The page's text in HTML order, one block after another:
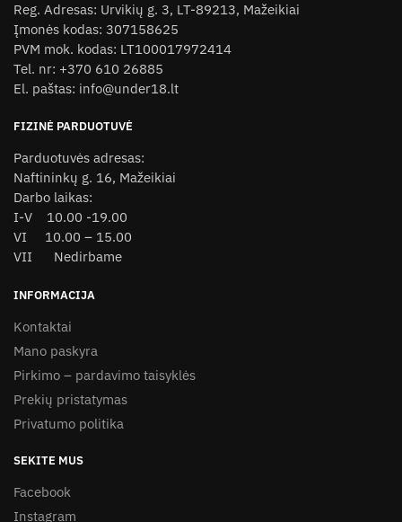
Reg. Adresas: Urvikių g. 3, LT-89213, Mažeikiai
Įmonės kodas: 307158625
PVM mok. kodas: LT100017972414
Tel. nr: +370 610 26885
El. paštas: info@under18.lt
FIZINĖ PARDUOTUVĖ
Parduotuvės adresas:
Naftininkų g. 16, Mažeikiai
Darbo laikas:
I-V 10.00 -19.00
VI 10.00 – 15.00
VII Nedirbame
INFORMACIJA
Kontaktai
Mano paskyra
Pirkimo – pardavimo taisyklės
Prekių pristatymas
Privatumo politika
SEKITE MUS
Facebook
Instagram